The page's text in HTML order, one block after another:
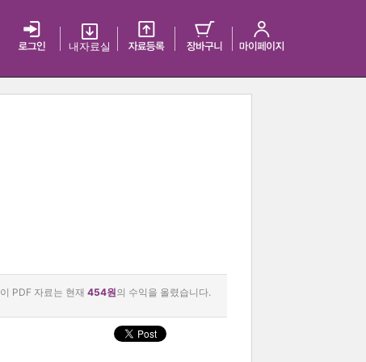
내 자료실
이 PDF 자료는 현재 454원의 수익을 올렸습니다.